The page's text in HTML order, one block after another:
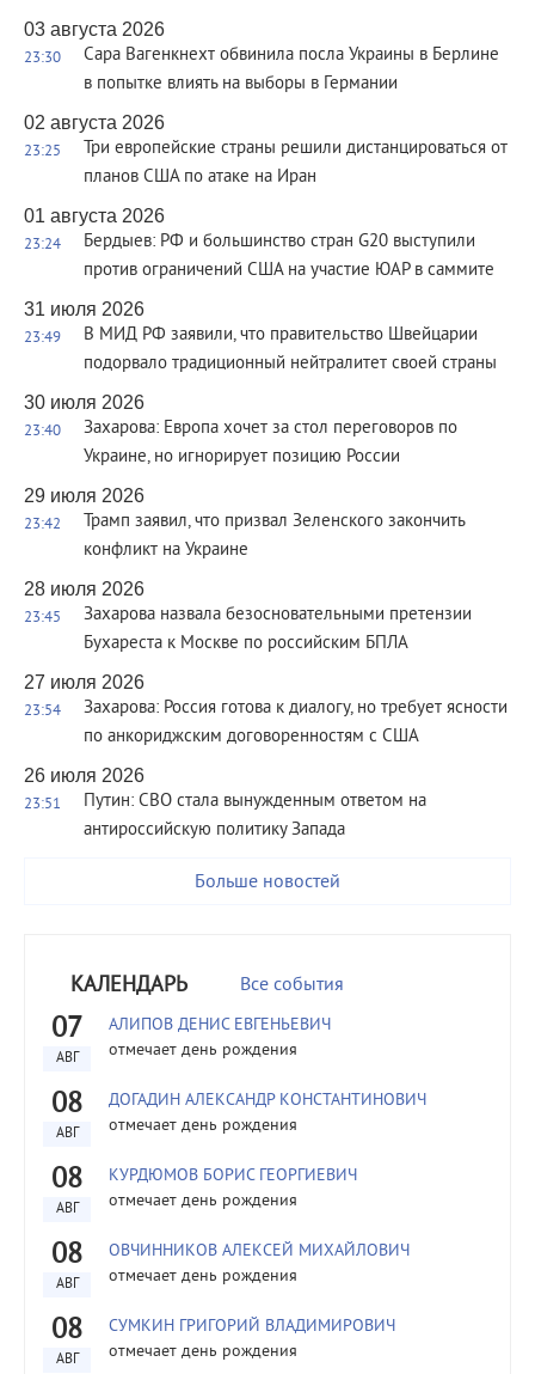
03 августа 2026
23:30
Сара Вагенкнехт обвинила посла Украины в Берлине
в попытке влиять на выборы в Германии
02 августа 2026
23:25
Три европейские страны решили дистанцироваться от
планов США по атаке на Иран
01 августа 2026
23:24
Бердыев: РФ и большинство стран G20 выступили
против ограничений США на участие ЮАР в саммите
31 июля 2026
23:49
В МИД РФ заявили, что правительство Швейцарии
подорвало традиционный нейтралитет своей страны
30 июля 2026
23:40
Захарова: Европа хочет за стол переговоров по
Украине, но игнорирует позицию России
29 июля 2026
23:42
Трамп заявил, что призвал Зеленского закончить
конфликт на Украине
28 июля 2026
23:45
Захарова назвала безосновательными претензии
Бухареста к Москве по российским БПЛА
27 июля 2026
23:54
Захарова: Россия готова к диалогу, но требует ясности
по анкориджским договоренностям с США
26 июля 2026
23:51
Путин: СВО стала вынужденным ответом на
антироссийскую политику Запада
Больше новостей
КАЛЕНДАРЬ Все события
07
АВГ
АЛИПОВ ДЕНИС ЕВГЕНЬЕВИЧ
отмечает день рождения
08
АВГ
ДОГАДИН АЛЕКСАНДР КОНСТАНТИНОВИЧ
отмечает день рождения
08
АВГ
КУРДЮМОВ БОРИС ГЕОРГИЕВИЧ
отмечает день рождения
08
АВГ
ОВЧИННИКОВ АЛЕКСЕЙ МИХАЙЛОВИЧ
отмечает день рождения
08
АВГ
СУМКИН ГРИГОРИЙ ВЛАДИМИРОВИЧ
отмечает день рождения